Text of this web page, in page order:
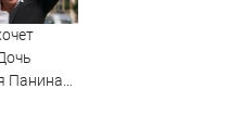
Панина*